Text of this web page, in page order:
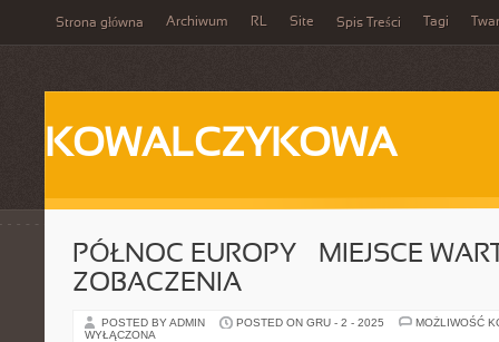
Strona główna Archiwum RL Site Spis Treści Tagi
KOWALCZYKOWA
PÓŁNOC EUROPY – MIEJSCE
ZOBACZENIA
POSTED BY ADMIN POSTED ON GRU - 2 - 2025
MOŻLIWOŚĆ
WYŁĄCZONA